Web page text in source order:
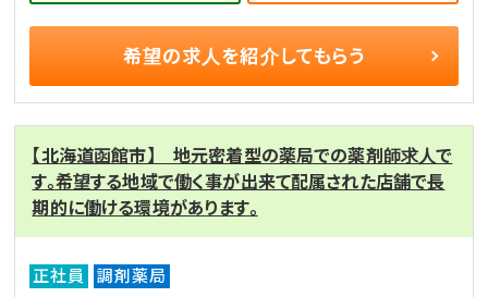
希望の求人を紹介してもらう
【北海道函館市】 地元密着型の薬局での薬剤師求人で
す。希望する地域で働く事が出来て配属された店舗で長
期的に働ける環境があります。
正社員 調剤薬局